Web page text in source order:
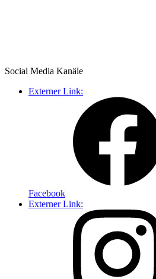
Social Media Kanäle
Externer Link:
Facebook
Externer Link: